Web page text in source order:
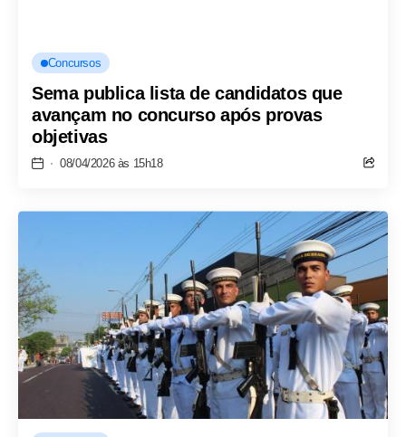
Concursos
Sema publica lista de candidatos que
avançam no concurso após provas
objetivas
08/04/2026 às 15h18